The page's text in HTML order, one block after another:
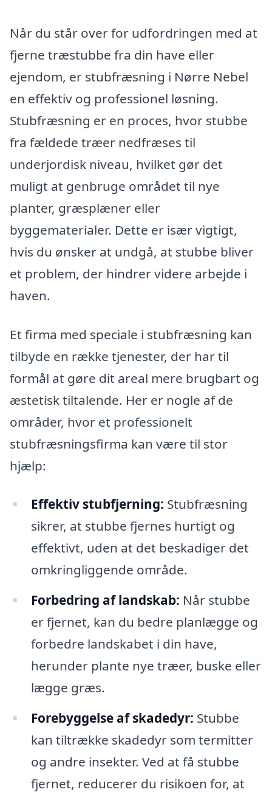
Når du står over for udfordringen med at
fjerne træstubbe fra din have eller
ejendom, er stubfræsning i Nørre Nebel
en effektiv og professionel løsning.
Stubfræsning er en proces, hvor stubbe
fra fældede træer nedfræses til
underjordisk niveau, hvilket gør det
muligt at genbruge området til nye
planter, græsplæner eller
byggematerialer. Dette er især vigtigt,
hvis du ønsker at undgå, at stubbe bliver
et problem, der hindrer videre arbejde i
haven.
Et firma med speciale i stubfræsning kan
tilbyde en række tjenester, der har til
formål at gøre dit areal mere brugbart og
æstetisk tiltalende. Her er nogle af de
områder, hvor et professionelt
stubfræsningsfirma kan være til stor
hjælp:
Effektiv stubfjerning: Stubfræsning
sikrer, at stubbe fjernes hurtigt og
effektivt, uden at det beskadiger det
omkringliggende område.
Forbedring af landskab: Når stubbe
er fjernet, kan du bedre planlægge og
forbedre landskabet i din have,
herunder plante nye træer, buske eller
lægge græs.
Forebyggelse af skadedyr: Stubbe
kan tiltrække skadedyr som termitter
og andre insekter. Ved at få stubbe
fjernet, reducerer du risikoen for, at